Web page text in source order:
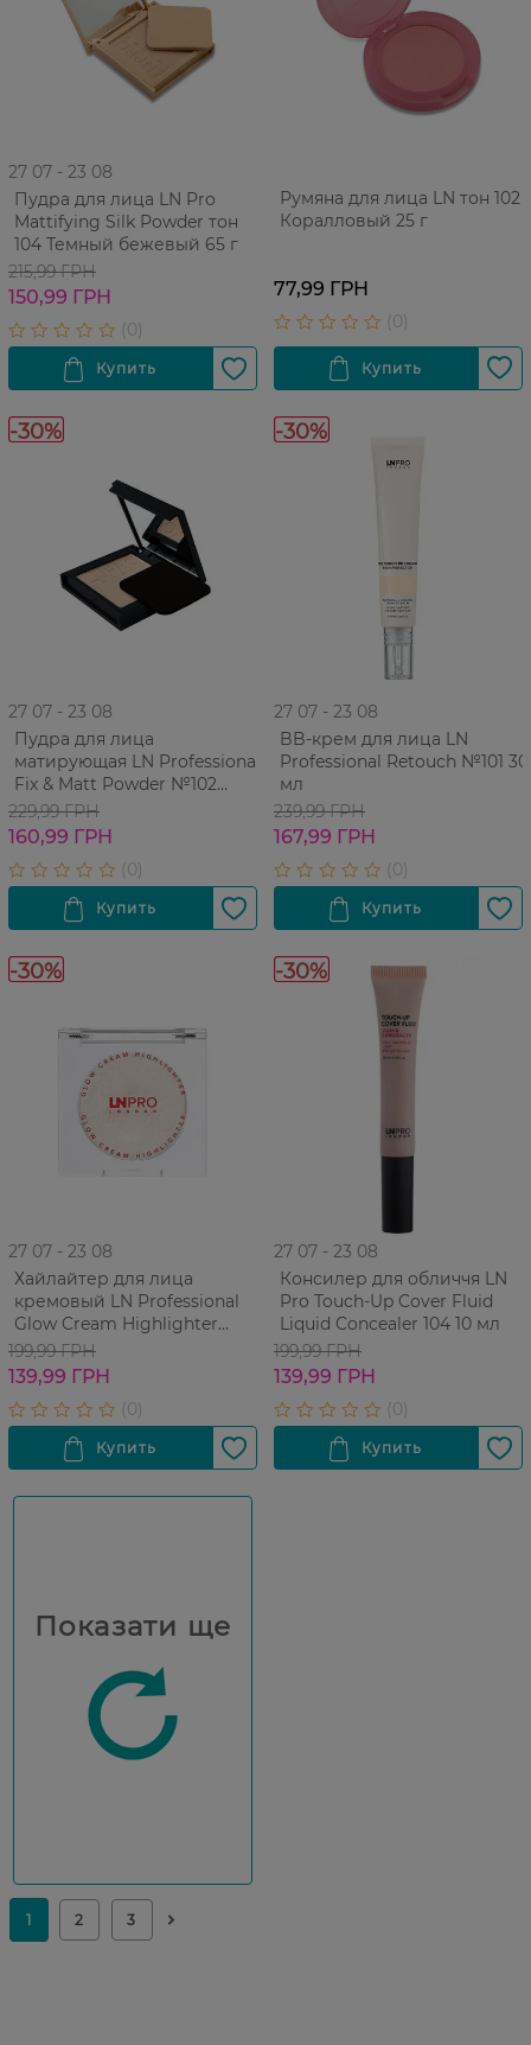
27 07 - 23 08
Пудра для лица LN Pro
Mattifying Silk Powder тон
104 Темный бежевый 65 г
215,99 ГРН
150,99 ГРН
Румяна для лица LN тон 102
Коралловый 25 г
77,99 ГРН
-30%
27 07 - 23 08
Пудра для лица
матирующая LN Professional
Fix & Matt Powder №102
Beige 6,5 г
229,99 ГРН
160,99 ГРН
-30%
27 07 - 23 08
BB-крем для лица LN
Professional Retouch №101 30
мл
239,99 ГРН
167,99 ГРН
-30%
27 07 - 23 08
Хайлайтер для лица
кремовый LN Professional
Glow Cream Highlighter
№102 2,5 г
199,99 ГРН
139,99 ГРН
-30%
27 07 - 23 08
Консилер для обличчя LN
Pro Touch-Up Cover Fluid
Liquid Concealer 104 10 мл
199,99 ГРН
139,99 ГРН
Показати ще